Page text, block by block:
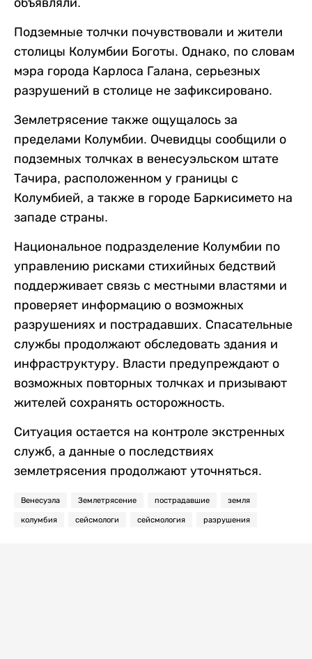
объявляли.
Подземные толчки почувствовали и жители
столицы Колумбии Боготы. Однако, по словам
мэра города Карлоса Галана, серьезных
разрушений в столице не зафиксировано.
Землетрясение также ощущалось за
пределами Колумбии. Очевидцы сообщили о
подземных толчках в венесуэльском штате
Тачира, расположенном у границы с
Колумбией, а также в городе Баркисимето на
западе страны.
Национальное подразделение Колумбии по
управлению рисками стихийных бедствий
поддерживает связь с местными властями и
проверяет информацию о возможных
разрушениях и пострадавших. Спасательные
службы продолжают обследовать здания и
инфраструктуру. Власти предупреждают о
возможных повторных толчках и призывают
жителей сохранять осторожность.
Ситуация остается на контроле экстренных
служб, а данные о последствиях
землетрясения продолжают уточняться.
Венесуэла Землетрясение пострадавшие земля
колумбия сейсмологи сейсмология разрушения